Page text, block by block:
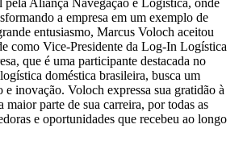
a empresa em um exemplo de
entusiasmo, Marcus Voloch aceitou
como Vice-Presidente da Log-In Logística
que é uma participante destacada no
doméstica brasileira, busca um
e inovação. Voloch expressa sua gratidão à
maior parte de sua carreira, por todas as
e oportunidades que recebeu ao longo